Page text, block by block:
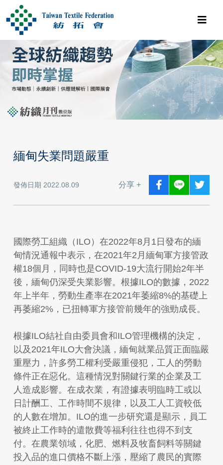
緬甸失業問題嚴重
發佈日期 2022.08.09 分享 +
國際勞工組織（ILO）在2022年8月1日發布的緬
甸情況通報中表示，在2021年2月緬甸軍方接管政
權18個月，同時也是COVID-19大流行開始2年半
後，緬甸仍深受失業影響。根據ILO的數據，2022
年上半年，勞動生產率在2021年萎縮8%的基礎上
再萎縮2%，已扭轉軍方接管前幾年的強勁成長。
根據ILO結社自由委員會和ILO管理機構的決定，
以及2021年ILO大會決議，緬甸就業品質正面臨嚴
重壓力，許多勞工權利受嚴重侵犯，工人的勞動
條件正在惡化。這種情況對關鍵行業的企業及工
人造成影響。在成衣業，有證據表明臨時工或以
日計酬工、工作時間不規律，以及工人工資較低
的人數在增加。ILO的進一步研究還是顯示，員工
被終止工作時的遣散費等福利往往也得不到支
付。在農業領域，化肥、燃料及牧畜飼料等關鍵
投入品的進口價格不斷上漲，壓縮了農民的實際